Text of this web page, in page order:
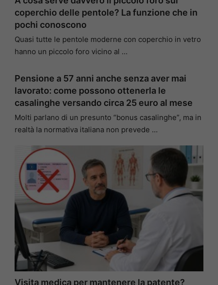
coperchio delle pentole? La funzione che in
pochi conoscono
Quasi tutte le pentole moderne con coperchio in vetro
hanno un piccolo foro vicino al …
Pensione a 57 anni anche senza aver mai
lavorato: come possono ottenerla le
casalinghe versando circa 25 euro al mese
Molti parlano di un presunto “bonus casalinghe”, ma in
realtà la normativa italiana non prevede …
Visita medica per mantenere la patente?